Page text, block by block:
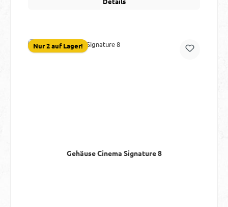
Nur 2 auf Lager!
Gehäuse Cinema Signature 8